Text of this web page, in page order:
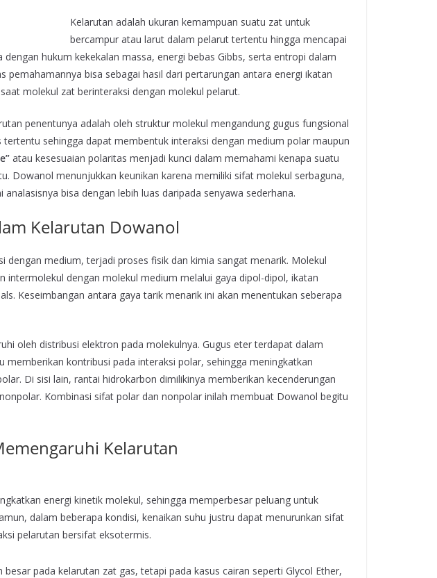
Kelarutan adalah ukuran kemampuan suatu zat untuk
bercampur atau larut dalam pelarut tertentu hingga mencapai
hukum kekekalan massa, energi bebas Gibbs, serta entropi dalam
pemahamannya bisa sebagai hasil dari pertarungan antara energi ikatan
molekul zat berinteraksi dengan molekul pelarut.
penentunya adalah oleh struktur molekul mengandung gugus fungsional
tertentu sehingga dapat membentuk interaksi dengan medium polar maupun
atau kesesuaian polaritas menjadi kunci dalam memahami kenapa suatu
Dowanol menunjukkan keunikan karena memiliki sifat molekul serbaguna,
bisa dengan lebih luas daripada senyawa sederhana.
Kelarutan Dowanol
dengan medium, terjadi proses fisik dan kimia sangat menarik. Molekul
intermolekul dengan molekul medium melalui gaya dipol-dipol, ikatan
Keseimbangan antara gaya tarik menarik ini akan menentukan seberapa
oleh distribusi elektron pada molekulnya. Gugus eter terdapat dalam
kontribusi pada interaksi polar, sehingga meningkatkan
Di sisi lain, rantai hidrokarbon dimilikinya memberikan kecenderungan
Kombinasi sifat polar dan nonpolar inilah membuat Dowanol begitu
Kelarutan
energi kinetik molekul, sehingga memperbesar peluang untuk
dalam beberapa kondisi, kenaikan suhu justru dapat menurunkan sifat
pelarutan bersifat eksotermis.
besar pada kelarutan zat gas, tetapi pada kasus cairan seperti Glycol Ether,